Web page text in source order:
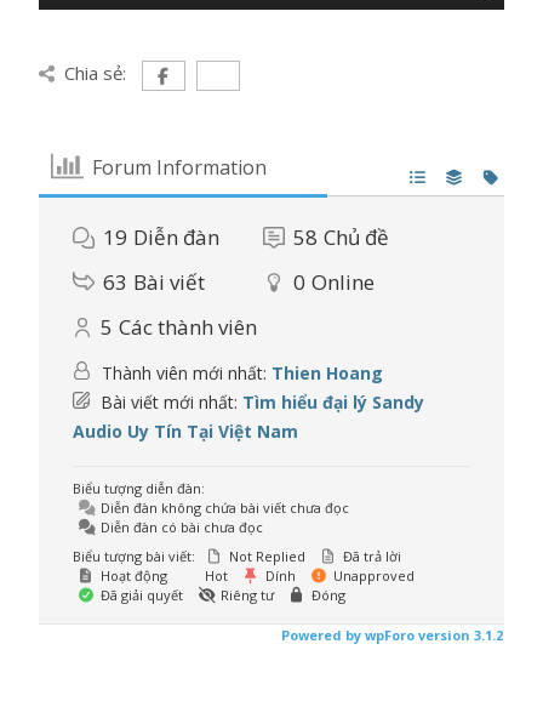
Chia sẻ:
Forum Information
19 Diễn đàn 58 Chủ đề
63 Bài viết 0 Online
5 Các thành viên
Thành viên mới nhất: Thien Hoang
Bài viết mới nhất: Tìm hiểu đại lý Sandy
Audio Uy Tín Tại Việt Nam
Biểu tượng diễn đàn:
Diễn đàn không chứa bài viết chưa đọc
Diễn đàn có bài chưa đọc
Biểu tượng bài viết:
Not Replied
Đã trả lời
Hoạt động
Hot Dính
Unapproved
Đã giải quyết
Riêng tư Đóng
Powered by wpForo version 3.1.2